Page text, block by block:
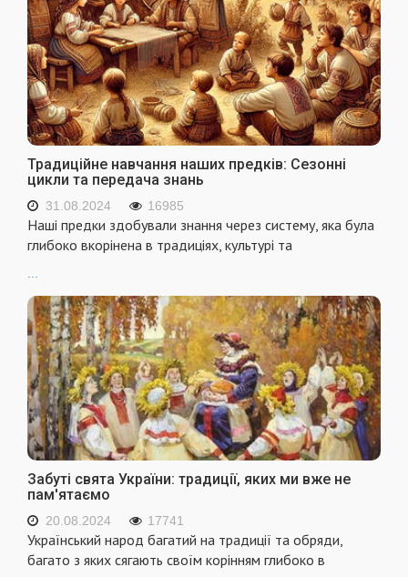
Традиційне навчання наших предків: Сезонні
цикли та передача знань
31.08.2024 16985
Наші предки здобували знання через систему, яка була
глибоко вкорінена в традиціях, культурі та
...
Забуті свята України: традиції, яких ми вже не
пам'ятаємо
20.08.2024 17741
Український народ багатий на традиції та обряди,
багато з яких сягають своїм корінням глибоко в